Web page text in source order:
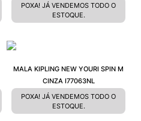
POXA! JÁ VENDEMOS TODO O
ESTOQUE.
MALA KIPLING NEW YOURI SPIN M
CINZA I77063NL
POXA! JÁ VENDEMOS TODO O
ESTOQUE.